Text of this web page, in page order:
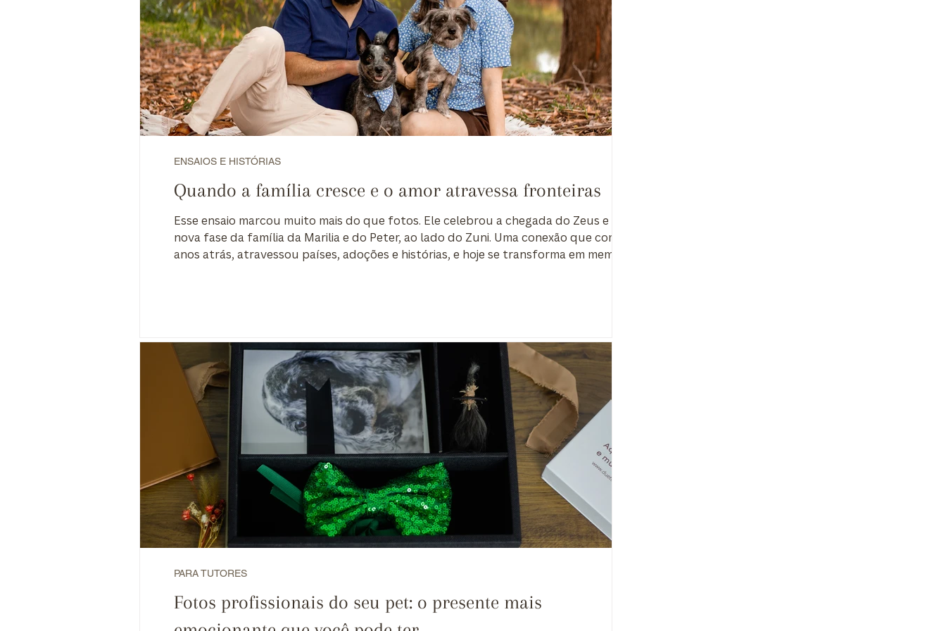
Quando a família cresce e o amor atravessa fronteiras
Esse ensaio marcou muito mais do que fotos. Ele celebrou a chegada do Zeus e uma
nova fase da família da Marilia e do Peter, ao lado do Zuni. Uma conexão que começou
anos atrás, atravessou países, adoções e histórias, e hoje se transforma em memórias
ENSAIOS E HISTÓRIAS
Fotos profissionais do seu pet: o presente mais
PARA TUTORES